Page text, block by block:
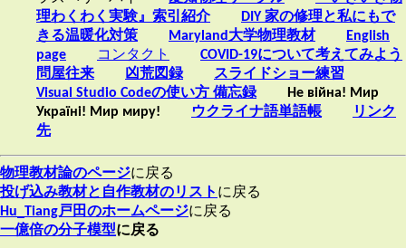
理わくわく実験』索引紹介
DIY 家の修理と私にもで
きる温暖化対策
Maryland大学物理教材
English
page
コンタクト
COVID-19について考えてみよう
問屋往来
凶荒図録
スライドショー練習
Visual Studio Codeの使い方 備忘録
Не війна! Мир
Україні! Мир миру!
ウクライナ語単語帳
リンク
先
物理教材論のページに戻る
投げ込み教材と自作教材のリスト に戻る
Hu_Tiang戸田のホームページに戻る
一億倍の分子模型に戻る